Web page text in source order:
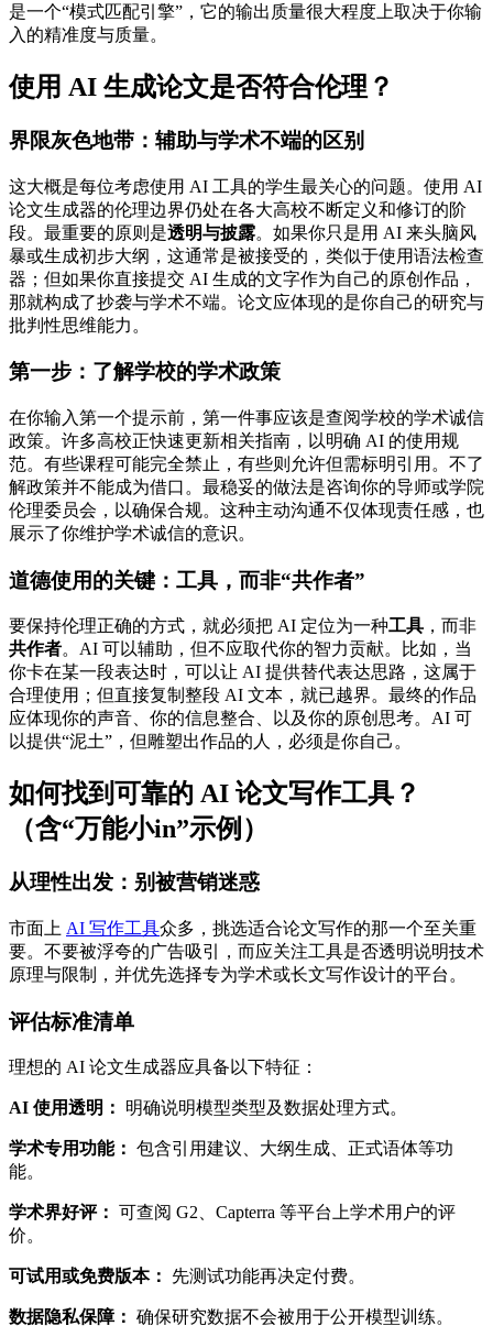
是一个“模式匹配引擎”，它的输出质量很大程度上取决于你输
入的精准度与质量。
使用 AI 生成论文是否符合伦理？
界限灰色地带：辅助与学术不端的区别
这大概是每位考虑使用 AI 工具的学生最关心的问题。使用 AI
论文生成器的伦理边界仍处在各大高校不断定义和修订的阶
段。最重要的原则是透明与披露。如果你只是用 AI 来头脑风
暴或生成初步大纲，这通常是被接受的，类似于使用语法检查
器；但如果你直接提交 AI 生成的文字作为自己的原创作品，
那就构成了抄袭与学术不端。论文应体现的是你自己的研究与
批判性思维能力。
第一步：了解学校的学术政策
在你输入第一个提示前，第一件事应该是查阅学校的学术诚信
政策。许多高校正快速更新相关指南，以明确 AI 的使用规
范。有些课程可能完全禁止，有些则允许但需标明引用。不了
解政策并不能成为借口。最稳妥的做法是咨询你的导师或学院
伦理委员会，以确保合规。这种主动沟通不仅体现责任感，也
展示了你维护学术诚信的意识。
道德使用的关键：工具，而非“共作者”
要保持伦理正确的方式，就必须把 AI 定位为一种工具 ，而非
共作者。AI 可以辅助，但不应取代你的智力贡献。比如，当
你卡在某一段表达时，可以让 AI 提供替代表达思路，这属于
合理使用；但直接复制整段 AI 文本，就已越界。最终的作品
应体现你的声音、你的信息整合、以及你的原创思考。AI 可
以提供“泥土”，但雕塑出作品的人，必须是你自己。
如何找到可靠的 AI 论文写作工具？
（含“万能小in”示例）
从理性出发：别被营销迷惑
市面上 AI 写作工具众多，挑选适合论文写作的那一个至关重
要。不要被浮夸的广告吸引，而应关注工具是否透明说明技术
原理与限制，并优先选择专为学术或长文写作设计的平台。
评估标准清单
理想的 AI 论文生成器应具备以下特征：
AI 使用透明： 明确说明模型类型及数据处理方式。
学术专用功能： 包含引用建议、大纲生成、正式语体等功
能。
学术界好评： 可查阅 G2、Capterra 等平台上学术用户的评
价。
可试用或免费版本： 先测试功能再决定付费。
数据隐私保障： 确保研究数据不会被用于公开模型训练。